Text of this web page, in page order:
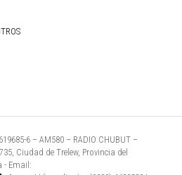
6 – AM580 – RADIO CHUBUT –
Ciudad de Trelew, Provincia del
- Email: